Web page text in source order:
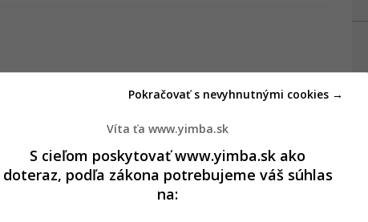
Víta ťa www.yimba.sk
S cieľom poskytovať www.yimba.sk ako
doteraz, podľa zákona potrebujeme váš súhlas
na:
Pokračovať s nevyhnutnými cookies →